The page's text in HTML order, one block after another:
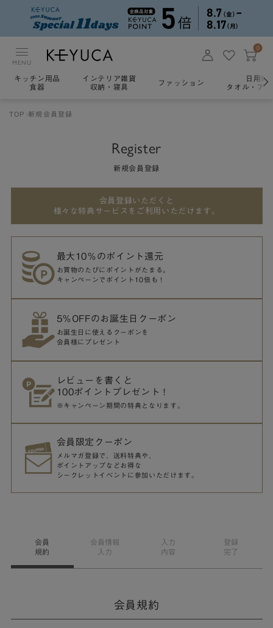
MENU
0
キッチン用品
食器
インテリア雑貨
収納・寝具
ファッション
日用雑
タオル・ア
TOP 新規会員登録
Register
新規会員登録
会員登録いただくと
様々な特典サービスをご利用いただけます。
最大10％のポイント還元
お買物のたびにポイントがたまる。
キャンペーンでポイント10倍も！
5％OFFのお誕生日クーポン
お誕生日に使えるクーポンを
会員様にプレゼント
レビューを書くと
100ポイントプレゼント！
※キャンペーン期間の特典となります。
会員限定クーポン
メルマガ登録で、送料特典や、
ポイントアップなどお得な
シークレットイベントに参加いただけます。
会員
規約
会員情報
入力
入力
内容
登録
完了
会員規約